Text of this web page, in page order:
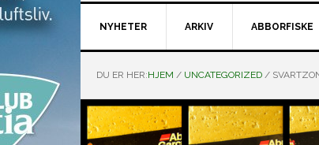
NYHETER ARKIV ABBORFISKE
DU ER HER:HJEM / UNCATEGORIZED /